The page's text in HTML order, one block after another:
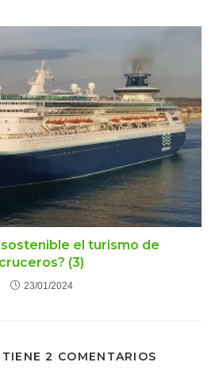
el turismo de
cruceros? (3)
23/01/2024
2 COMENTARIOS